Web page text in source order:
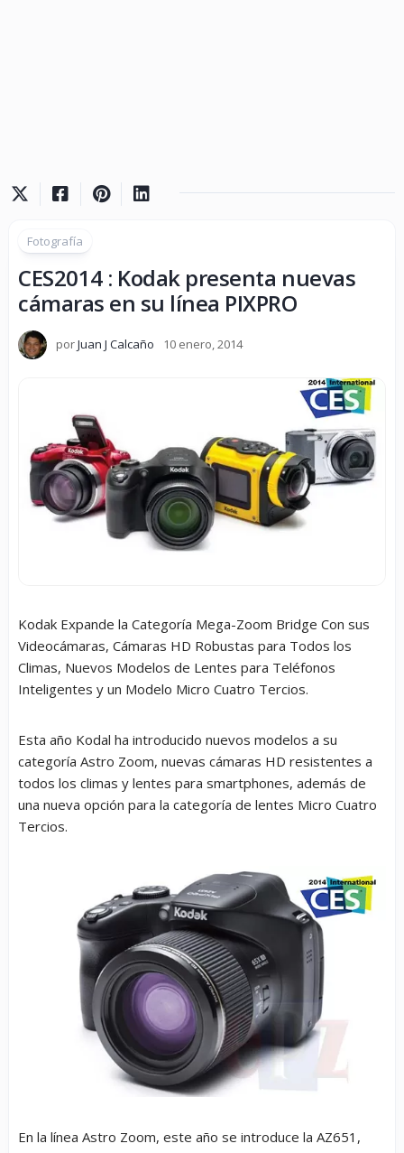
Fotografía
CES2014 : Kodak presenta nuevas
cámaras en su línea PIXPRO
porJuan J Calcaño 10 enero, 2014
Kodak Expande la Categoría Mega-Zoom Bridge Con sus
Videocámaras, Cámaras HD Robustas para Todos los
Climas, Nuevos Modelos de Lentes para Teléfonos
Inteligentes y un Modelo Micro Cuatro Tercios.
Esta año Kodal ha introducido nuevos modelos a su
categoría Astro Zoom, nuevas cámaras HD resistentes a
todos los climas y lentes para smartphones, además de
una nueva opción para la categoría de lentes Micro Cuatro
Tercios.
En la línea Astro Zoom, este año se introduce la AZ651,